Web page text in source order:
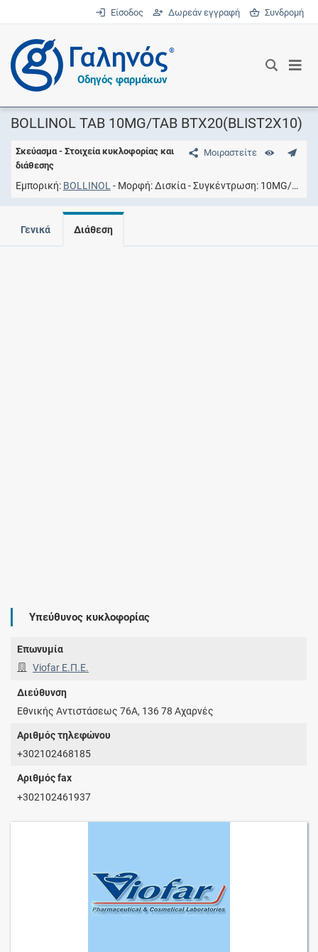
Είσοδος Δωρεάν εγγραφή Συνδρομή
®
Οδηγός φαρμάκων
BOLLINOL TAB 10MG/TAB BTX20(BLIST2X10)
Μοιραστείτε
Σκεύασμα - Στοιχεία κυκλοφορίας και
διάθεσης
Εμπορική BOLLINOL Μορφή Δισκία Συγκέντρωση 10MG/TAB
Γενικά Διάθεση
Υπεύθυνος κυκλοφορίας
Επωνυμία
Viofar Ε.Π.Ε.
Διεύθυνση
Εθνικής Αντιστάσεως 76Α, 136 78 Αχαρνές
Αριθμός τηλεφώνου
+302102468185
Αριθμός fax
+302102461937